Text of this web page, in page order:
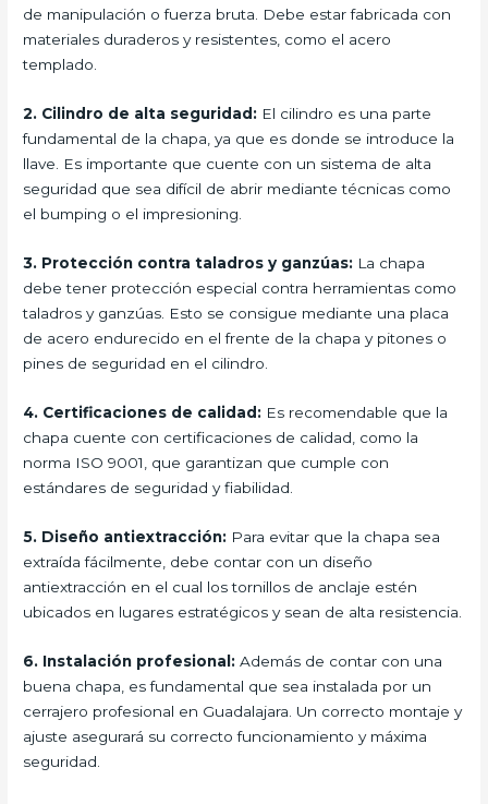
de manipulación o fuerza bruta. Debe estar fabricada con
materiales duraderos y resistentes, como el acero
templado.
2. Cilindro de alta seguridad: El cilindro es una parte
fundamental de la chapa, ya que es donde se introduce la
llave. Es importante que cuente con un sistema de alta
seguridad que sea difícil de abrir mediante técnicas como
el bumping o el impresioning.
3. Protección contra taladros y ganzúas: La chapa
debe tener protección especial contra herramientas como
taladros y ganzúas. Esto se consigue mediante una placa
de acero endurecido en el frente de la chapa y pitones o
pines de seguridad en el cilindro.
4. Certificaciones de calidad: Es recomendable que la
chapa cuente con certificaciones de calidad, como la
norma ISO 9001, que garantizan que cumple con
estándares de seguridad y fiabilidad.
5. Diseño antiextracción: Para evitar que la chapa sea
extraída fácilmente, debe contar con un diseño
antiextracción en el cual los tornillos de anclaje estén
ubicados en lugares estratégicos y sean de alta resistencia.
6. Instalación profesional: Además de contar con una
buena chapa, es fundamental que sea instalada por un
cerrajero profesional en Guadalajara. Un correcto montaje y
ajuste asegurará su correcto funcionamiento y máxima
seguridad.